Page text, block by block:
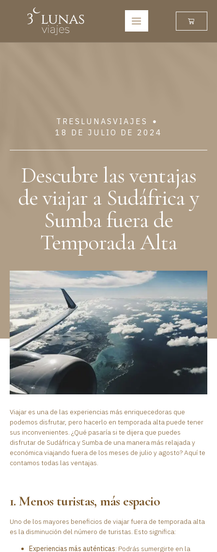
TRESLUNASVIAJES
18 DE JULIO DE 2024
Descubre las ventajas
de viajar a Sudáfrica y
Sumba fuera de
Temporada Alta
Viajar es una de las experiencias más enriquecedoras que
podemos disfrutar, pero hacerlo en temporada alta puede tener
sus inconvenientes. ¿Qué pasaría si te dijera que puedes
disfrutar de Sudáfrica y Sumba de una manera más relajada y
económica viajando fuera de los meses de julio y agosto? Aquí te
contamos todas las ventajas.
1. Menos turistas, más espacio
Uno de los mayores beneficios de viajar fuera de temporada alta
es la disminución del número de turistas. Esto significa:
Experiencias más auténticas: Podrás sumergirte en la